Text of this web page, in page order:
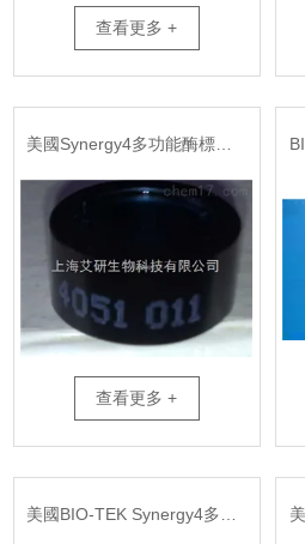
查看更多 +
查看更多 +